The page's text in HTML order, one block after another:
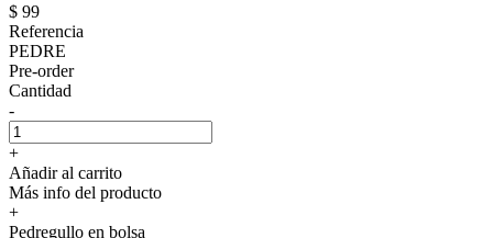
$ 99
Referencia
PEDRE
Pre-order
Cantidad
-
+
Añadir al carrito
Más info del producto
+
Pedregullo en bolsa